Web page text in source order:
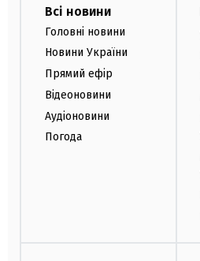
Всі новини
Головні новини
Новини України
Прямий ефір
Відеоновини
Аудіоновини
Погода